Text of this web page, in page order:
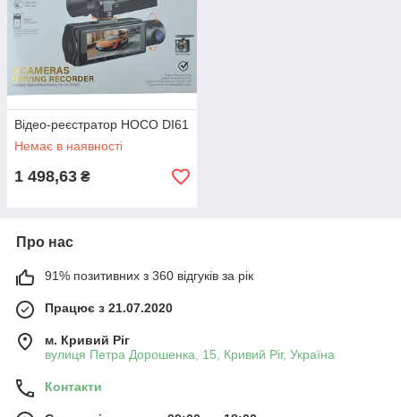
Відео-реєстратор HOCO DI61
Немає в наявності
1 498,63 ₴
Про нас
91% позитивних з 360 відгуків за рік
Працює з 21.07.2020
м. Кривий Ріг
вулиця Петра Дорошенка, 15, Кривий Ріг, Україна
Контакти